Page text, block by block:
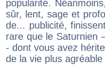
popularité.
sûr, lent, sage et
de... publicité,
rare que le Saturnien
- dont vous avez
de la vie plus